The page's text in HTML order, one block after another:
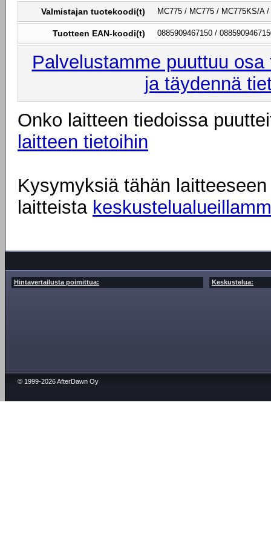
Valmistajan tuotekoodi(t) MC775 / MC775 / MC775KS/A
Tuotteen EAN-koodi(t) 0885909467150 /
Palvelustamme puuttuu
ja täydennä
Onko laitteen tiedoissa
laitteen tietoihin
Kysymyksiä tähän
laitteista
Hintavertailusta poimittua: Keskustelua:
© 1999-2026 AfterDawn Oy